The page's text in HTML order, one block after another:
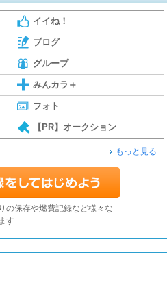
イイね！
ブログ
グループ
みんカラ＋
フォト
【PR】オークション
もっと見る
の保存や燃費記録など様々な
す